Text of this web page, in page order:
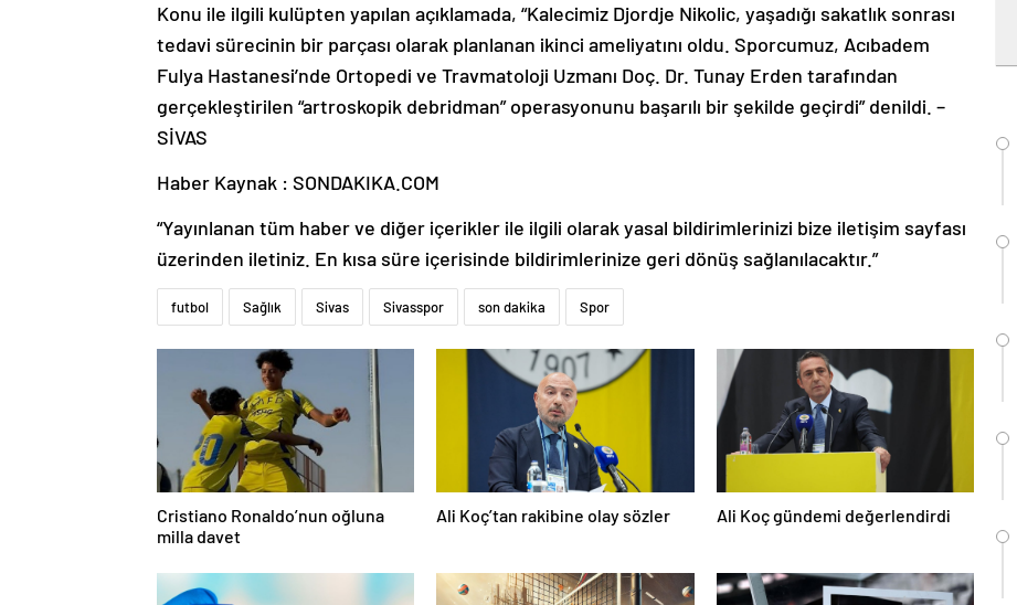
Konu ile ilgili kulüpten yapılan açıklamada, “Kalecimiz Djordje Nikolic, yaşadığı sakatlık sonrası
tedavi sürecinin bir parçası olarak planlanan ikinci ameliyatını oldu. Sporcumuz, Acıbadem
Fulya Hastanesi’nde Ortopedi ve Travmatoloji Uzmanı Doç. Dr. Tunay Erden tarafından
gerçekleştirilen “artroskopik debridman” operasyonunu başarılı bir şekilde geçirdi” denildi. –
SİVAS
Haber Kaynak : SONDAKIKA.COM
“Yayınlanan tüm haber ve diğer içerikler ile ilgili olarak yasal bildirimlerinizi bize iletişim sayfası
üzerinden iletiniz. En kısa süre içerisinde bildirimlerinize geri dönüş sağlanılacaktır.”
futbol Sağlık Sivas Sivasspor son dakika Spor
Cristiano Ronaldo’nun oğluna
milla davet
Ali Koç’tan rakibine olay sözler Ali Koç gündemi değerlendirdi